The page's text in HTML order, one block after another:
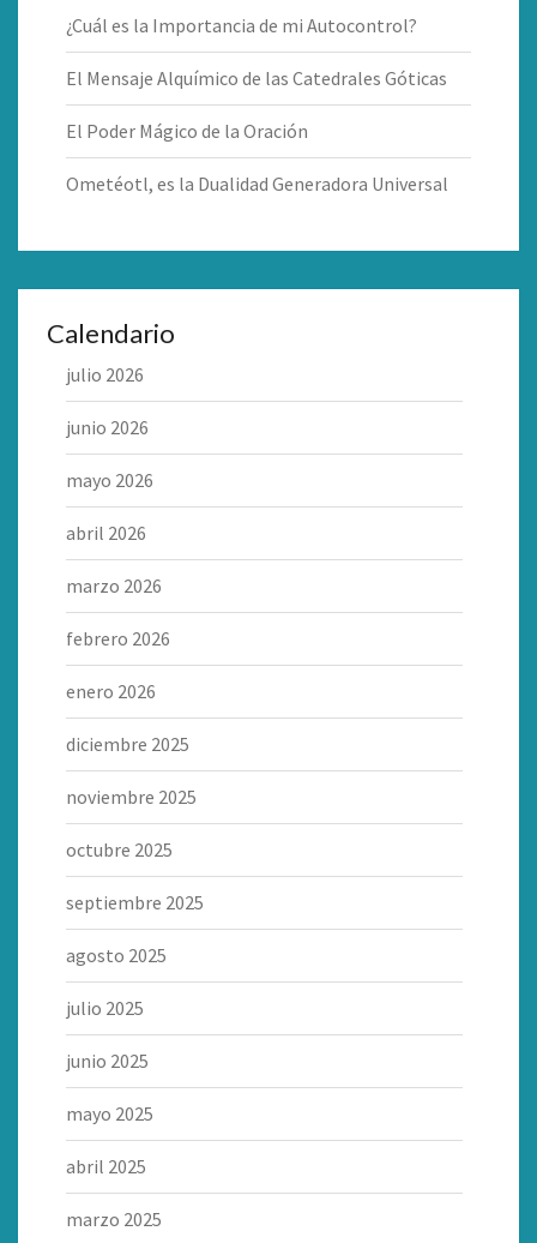
¿Cuál es la Importancia de mi Autocontrol?
El Mensaje Alquímico de las Catedrales Góticas
El Poder Mágico de la Oración
Ometéotl, es la Dualidad Generadora Universal
Calendario
julio 2026
junio 2026
mayo 2026
abril 2026
marzo 2026
febrero 2026
enero 2026
diciembre 2025
noviembre 2025
octubre 2025
septiembre 2025
agosto 2025
julio 2025
junio 2025
mayo 2025
abril 2025
marzo 2025